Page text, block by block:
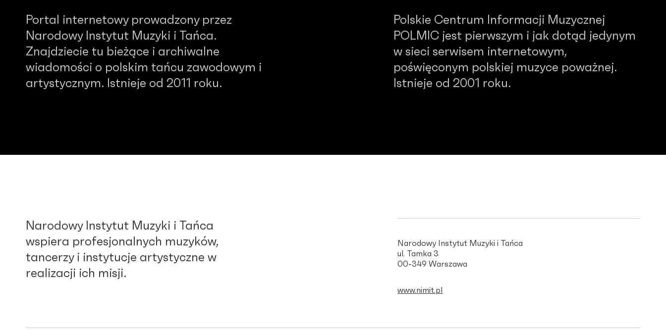
Portal internetowy prowadzony przez
Narodowy Instytut Muzyki i Tańca.
Znajdziecie tu bieżące i archiwalne
wiadomości o polskim tańcu zawodowym i
artystycznym. Istnieje od 2011 roku.
Polskie Centrum Informacji Muzycznej
POLMIC jest pierwszym i jak dotąd jedynym
w sieci serwisem internetowym,
poświęconym polskiej muzyce poważnej.
Istnieje od 2001 roku.
Narodowy Instytut Muzyki i Tańca
wspiera profesjonalnych muzyków,
tancerzy i instytucje artystyczne w
realizacji ich misji.
Narodowy Instytut Muzyki i Tańca
ul. Tamka 3
00-349 Warszawa
www.nimit.pl